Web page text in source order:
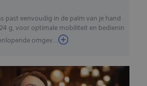
past eenvoudig in de palm van je hand
g, voor optimale mobiliteit en bedienin
omgev...